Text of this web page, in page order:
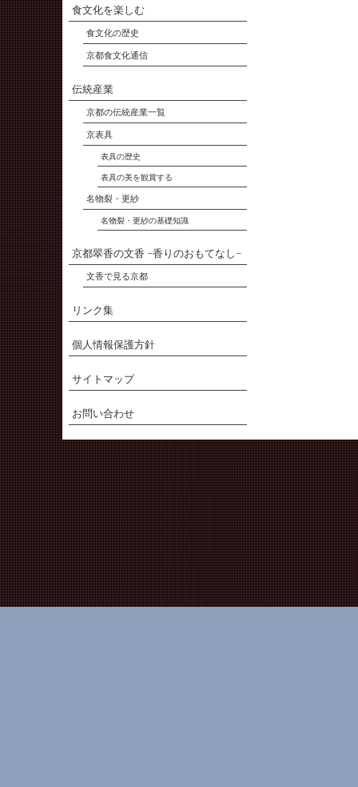
食文化を楽しむ
食文化の歴史
京都食文化通信
伝統産業
京都の伝統産業一覧
京表具
表具の歴史
表具の美を観賞する
名物裂・更紗
名物裂・更紗の基礎知識
京都翠香の文香 −香りのおもてなし−
文香で見る京都
リンク集
個人情報保護方針
サイトマップ
お問い合わせ